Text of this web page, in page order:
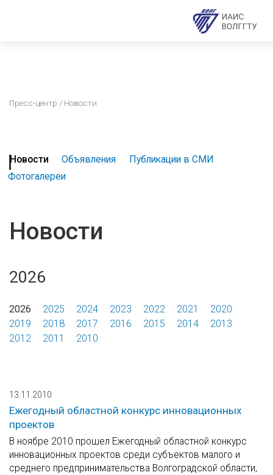
Пресс-центр / Новости
Новости Объявления
Публикации в СМИ
Фотогалереи
Новости
2026
2026 2025 2024 2023 2022 2021
2020
2019
2018 2017 2016 2015 2014
2013
2012
2011 2010
13.11.2010
Ежегодный областной конкурс инновационных
проектов
В ноябре 2010 прошел Ежегодный областной конкурс
инновационных проектов среди субъектов малого и
среднего предпринимательства Волгоградской области,